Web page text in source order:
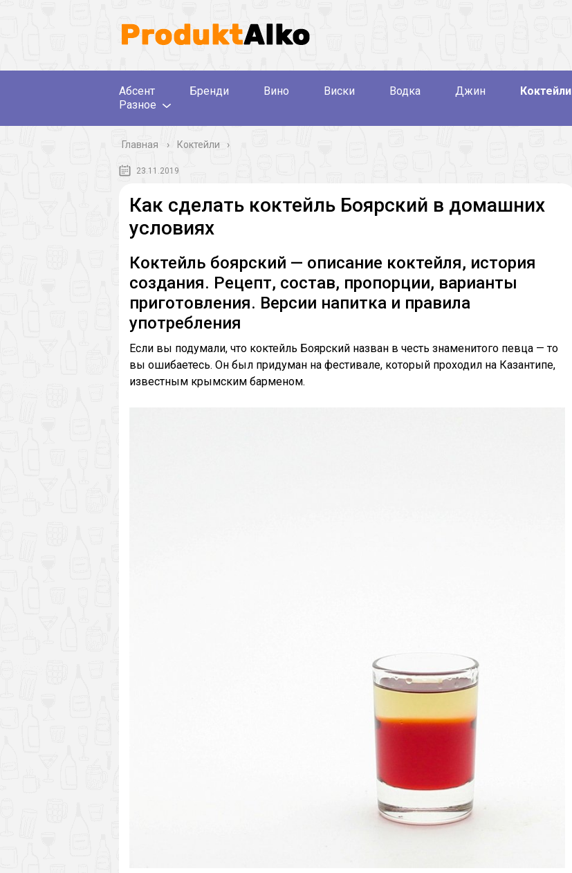
Абсент Бренди Вино Виски Водка Джин Коктейли
Разное
Главная › Коктейли
23.11.2019
Как сделать коктейль Боярский в домашних
условиях
Коктейль боярский — описание коктейля, история
создания. Рецепт, состав, пропорции, варианты
приготовления. Версии напитка и правила
употребления
Если вы подумали, что коктейль Боярский назван в честь знаменитого певца — то
вы ошибаетесь. Он был придуман на фестивале, который проходил на Казантипе,
известным крымским барменом.